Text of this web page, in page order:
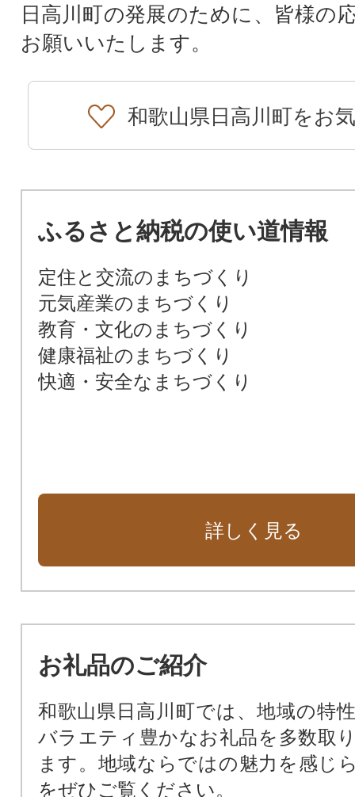
日高川町の発展のために、皆様の
お願いいたします。
和歌山県日高川町をお
ふるさと納税の使い道情報
定住と交流のまちづくり
元気産業のまちづくり
教育・文化のまちづくり
健康福祉のまちづくり
快適・安全なまちづくり
詳しく見る
お礼品のご紹介
和歌山県日高川町では、地域の特
バラエティ豊かなお礼品を多数取
ます。地域ならではの魅力を感じ
をぜひご覧ください。